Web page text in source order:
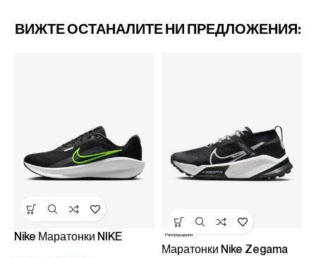
ВИЖТЕ ОСТАНАЛИТЕ НИ ПРЕДЛОЖЕНИЯ:
Nike Маратонки NIKE
Разпродадено
Маратонки Nike Zegama